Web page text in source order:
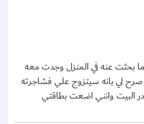
بحثت عنه في المنزل وجدت معه
لي بانه سيتزوج علي فشاجرته
البيت وانني اضعت بطاقتي